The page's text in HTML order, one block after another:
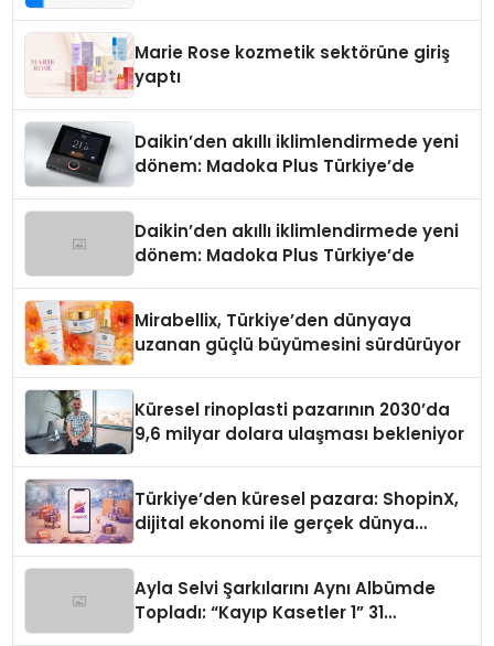
Marie Rose kozmetik sektörüne giriş
yaptı
Daikin’den akıllı iklimlendirmede yeni
dönem: Madoka Plus Türkiye’de
Daikin’den akıllı iklimlendirmede yeni
dönem: Madoka Plus Türkiye’de
Mirabellix, Türkiye’den dünyaya
uzanan güçlü büyümesini sürdürüyor
Küresel rinoplasti pazarının 2030’da
9,6 milyar dolara ulaşması bekleniyor
Türkiye’den küresel pazara: ShopinX,
dijital ekonomi ile gerçek dünya
Ayla Selvi Şarkılarını Aynı Albümde
Topladı: “Kayıp Kasetler 1” 31